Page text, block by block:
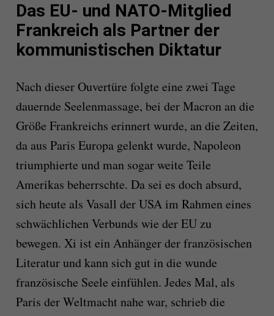
Das EU- und NATO-Mitglied
Frankreich als Partner der
kommunistischen Diktatur
Nach dieser Ouvertüre folgte eine zwei Tage
dauernde Seelenmassage, bei der Macron an die
Größe Frankreichs erinnert wurde, an die Zeiten,
da aus Paris Europa gelenkt wurde, Napoleon
triumphierte und man sogar weite Teile
Amerikas beherrschte. Da sei es doch absurd,
sich heute als Vasall der USA im Rahmen eines
schwächlichen Verbunds wie der EU zu
bewegen. Xi ist ein Anhänger der französischen
Literatur und kann sich gut in die wunde
französische Seele einfühlen. Jedes Mal, als
Paris der Weltmacht nahe war, schrieb die